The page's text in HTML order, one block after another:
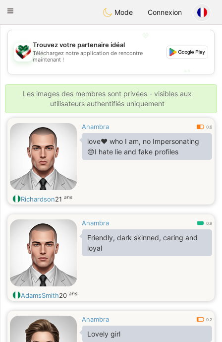
KuwaitChat
Toggle
Mode Connexion
💖
💕
Trouvez votre partenaire idéal
Téléchargez notre application de rencontre
maintenant !
Les images des membres sont privées - visibles aux
utilisateurs authentifiés uniquement
Anambra 0.6
love❤️ who I am, no Impersonating
😔I hate lie and fake profiles
Richardson21 ans
Anambra 0.9
Friendly, dark skinned, caring and
loyal
AdamsSmith20 ans
Anambra 0.2
Lovely girl